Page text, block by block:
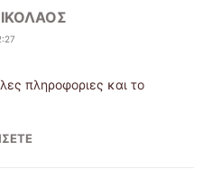
πληροφοριες και το